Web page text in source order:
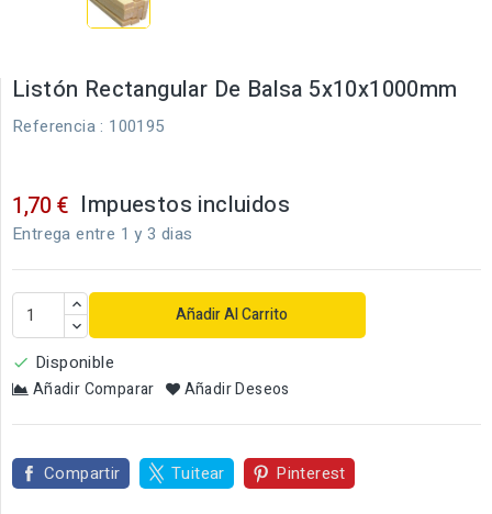
Listón Rectangular De Balsa 5x10x1000mm
Referencia : 100195
1,70 € Impuestos incluidos
Entrega entre 1 y 3 dias
Añadir Al Carrito
 Disponible
Añadir Comparar Añadir Deseos
Compartir Tuitear Pinterest